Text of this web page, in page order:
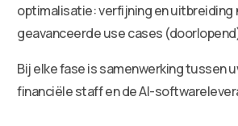
optimalisatie: verfijning en uitbreiding
geavanceerde use cases
Bij elke fase is samenwerking tussen
financiële staff en de AI-